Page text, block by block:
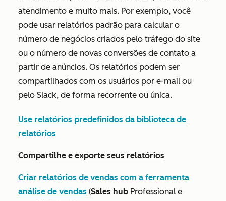
atendimento e muito mais. Por exemplo, você
pode usar relatórios padrão para calcular o
número de negócios criados pelo tráfego do site
ou o número de novas conversões de contato a
partir de anúncios. Os relatórios podem ser
compartilhados com os usuários por e-mail ou
pelo Slack, de forma recorrente ou única.
Use relatórios predefinidos da biblioteca de
relatórios
Compartilhe e exporte seus relatórios
Criar relatórios de vendas com a ferramenta
análise de vendas (Sales hub Professional e